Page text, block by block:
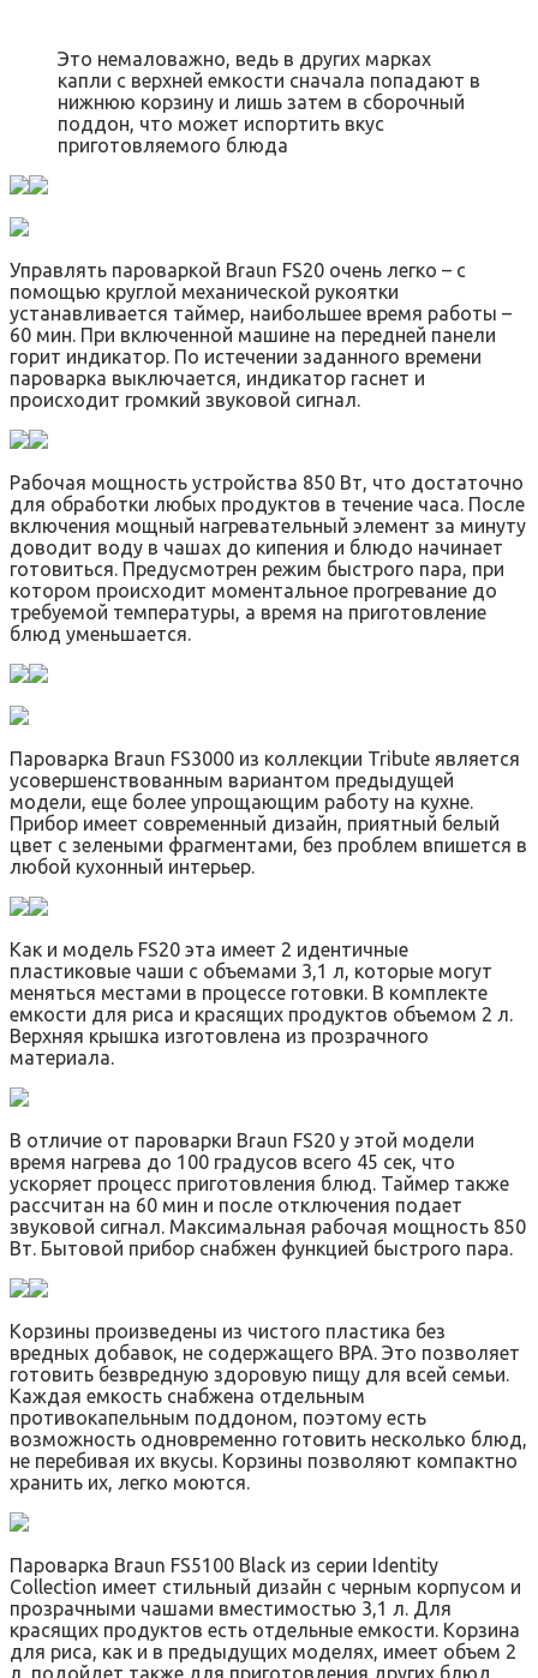
Это немаловажно, ведь в других марках
капли с верхней емкости сначала попадают в
нижнюю корзину и лишь затем в сборочный
поддон, что может испортить вкус
приготовляемого блюда
Управлять пароваркой Braun FS20 очень легко – с
помощью круглой механической рукоятки
устанавливается таймер, наибольшее время работы –
60 мин. При включенной машине на передней панели
горит индикатор. По истечении заданного времени
пароварка выключается, индикатор гаснет и
происходит громкий звуковой сигнал.
Рабочая мощность устройства 850 Вт, что достаточно
для обработки любых продуктов в течение часа. После
включения мощный нагревательный элемент за минуту
доводит воду в чашах до кипения и блюдо начинает
готовиться. Предусмотрен режим быстрого пара, при
котором происходит моментальное прогревание до
требуемой температуры, а время на приготовление
блюд уменьшается.
Пароварка Braun FS3000 из коллекции Tribute является
усовершенствованным вариантом предыдущей
модели, еще более упрощающим работу на кухне.
Прибор имеет современный дизайн, приятный белый
цвет с зелеными фрагментами, без проблем впишется в
любой кухонный интерьер.
Как и модель FS20 эта имеет 2 идентичные
пластиковые чаши с объемами 3,1 л, которые могут
меняться местами в процессе готовки. В комплекте
емкости для риса и красящих продуктов объемом 2 л.
Верхняя крышка изготовлена из прозрачного
материала.
В отличие от пароварки Braun FS20 у этой модели
время нагрева до 100 градусов всего 45 сек, что
ускоряет процесс приготовления блюд. Таймер также
рассчитан на 60 мин и после отключения подает
звуковой сигнал. Максимальная рабочая мощность 850
Вт. Бытовой прибор снабжен функцией быстрого пара.
Корзины произведены из чистого пластика без
вредных добавок, не содержащего BPA. Это позволяет
готовить безвредную здоровую пищу для всей семьи.
Каждая емкость снабжена отдельным
противокапельным поддоном, поэтому есть
возможность одновременно готовить несколько блюд,
не перебивая их вкусы. Корзины позволяют компактно
хранить их, легко моются.
Пароварка Braun FS5100 Black из серии Identity
Collection имеет стильный дизайн с черным корпусом и
прозрачными чашами вместимостью 3,1 л. Для
красящих продуктов есть отдельные емкости. Корзина
для риса, как и в предыдущих моделях, имеет объем 2
л, подойдет также для приготовления других блюд,